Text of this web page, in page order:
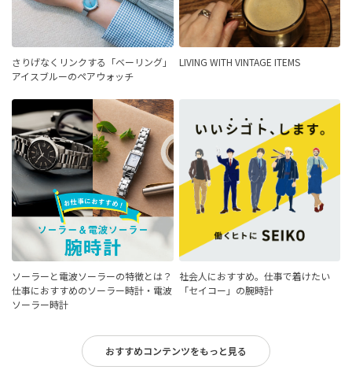
さりげなくリンクする「ベーリング」
アイスブルーのペアウォッチ
LIVING WITH VINTAGE ITEMS
ソーラーと電波ソーラーの特徴とは？
仕事におすすめのソーラー時計・電波
ソーラー時計
社会人におすすめ。仕事で着けたい
「セイコー」の腕時計
おすすめコンテンツをもっと見る